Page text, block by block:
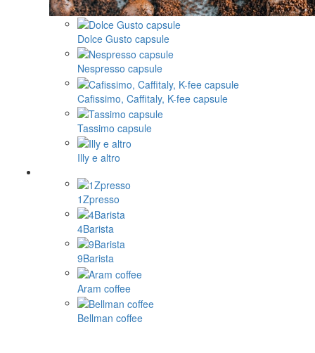
Dolce Gusto capsule
Nespresso capsule
Cafissimo, Caffitaly, K-fee capsule
Tassimo capsule
Illy e altro
1Zpresso
4Barista
9Barista
Aram coffee
Bellman coffee